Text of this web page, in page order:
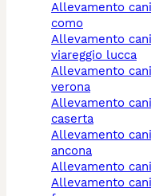
allevamento cani cantù
como
allevamento cani
viareggio lucca
allevamento cani
verona
allevamento cani
caserta
allevamento cani
ancona
allevamento
allevamento cani